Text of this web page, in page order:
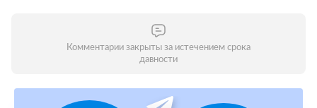
Комментарии закрыты за истечением срока
давности